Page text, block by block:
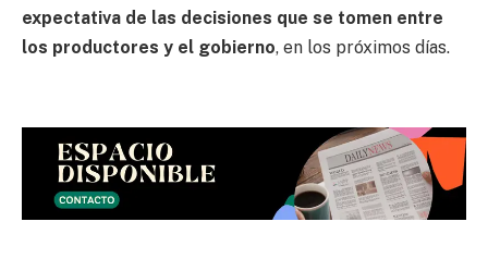
expectativa de las decisiones que se tomen entre
los productores y el gobierno, en los próximos días.